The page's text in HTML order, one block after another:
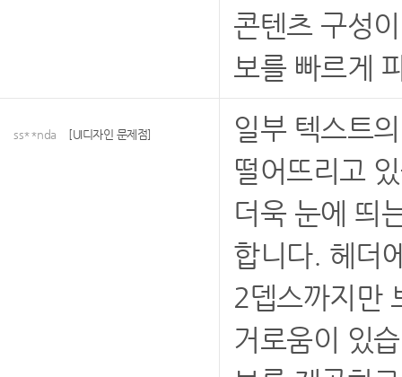
콘텐츠 구성
보를 빠르게
ss**nda [UI디자인 문제점]
일부 텍스트
떨어뜨리고
더욱 눈에 띄
합니다. 헤더
2뎁스까지만
거로움이 있